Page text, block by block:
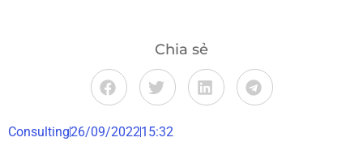
Chia sẻ
Consulting26/09/202215:32